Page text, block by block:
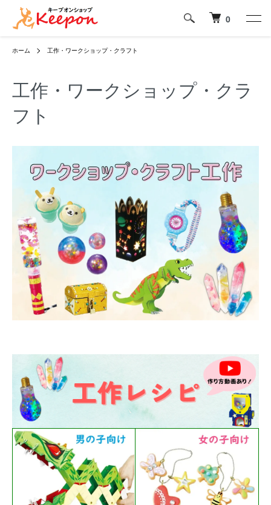
0
ホーム 工作・ワークショップ・クラフト
工作・ワークショップ・クラ
フト